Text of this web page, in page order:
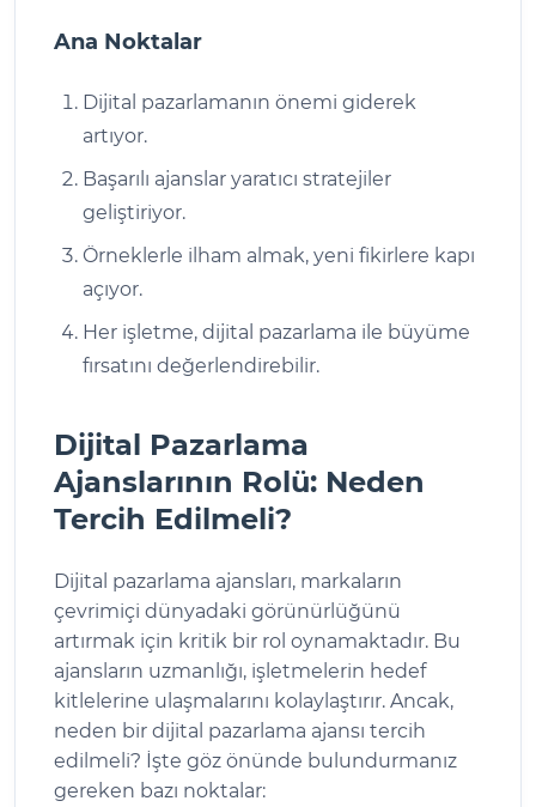
Ana Noktalar
Dijital pazarlamanın önemi giderek
artıyor.
Başarılı ajanslar yaratıcı stratejiler
geliştiriyor.
Örneklerle ilham almak, yeni fikirlere kapı
açıyor.
Her işletme, dijital pazarlama ile büyüme
fırsatını değerlendirebilir.
Dijital Pazarlama
Ajanslarının Rolü: Neden
Tercih Edilmeli?
Dijital pazarlama ajansları, markaların
çevrimiçi dünyadaki görünürlüğünü
artırmak için kritik bir rol oynamaktadır. Bu
ajansların uzmanlığı, işletmelerin hedef
kitlelerine ulaşmalarını kolaylaştırır. Ancak,
neden bir dijital pazarlama ajansı tercih
edilmeli? İşte göz önünde bulundurmanız
gereken bazı noktalar: